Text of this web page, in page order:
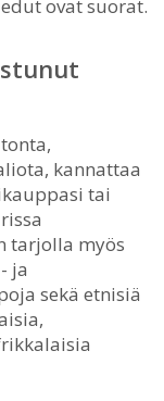
ovat suorat.
kannattaa
tai
tarjolla myös
ja
sekä etnisiä